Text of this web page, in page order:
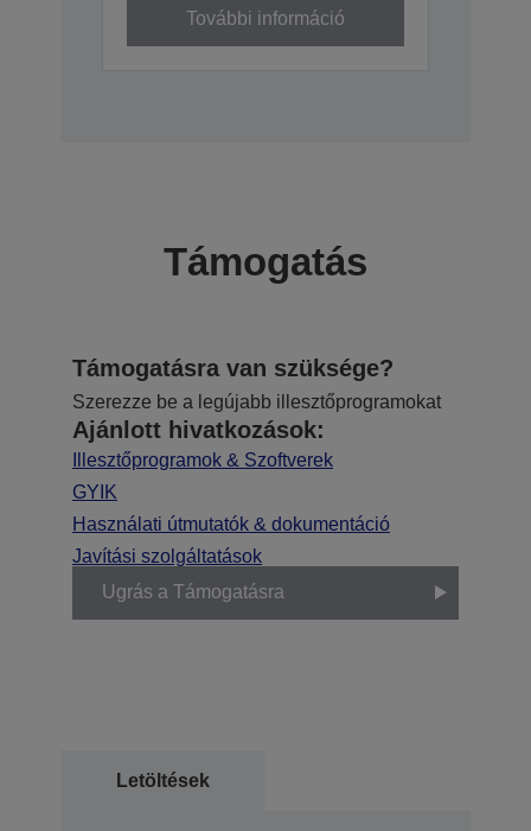
További információ
Támogatás
Támogatásra van szüksége?
Szerezze be a legújabb illesztőprogramokat
Ajánlott hivatkozások:
Illesztőprogramok & Szoftverek
GYIK
Használati útmutatók & dokumentáció
Javítási szolgáltatások
Ugrás a Támogatásra
Letöltések